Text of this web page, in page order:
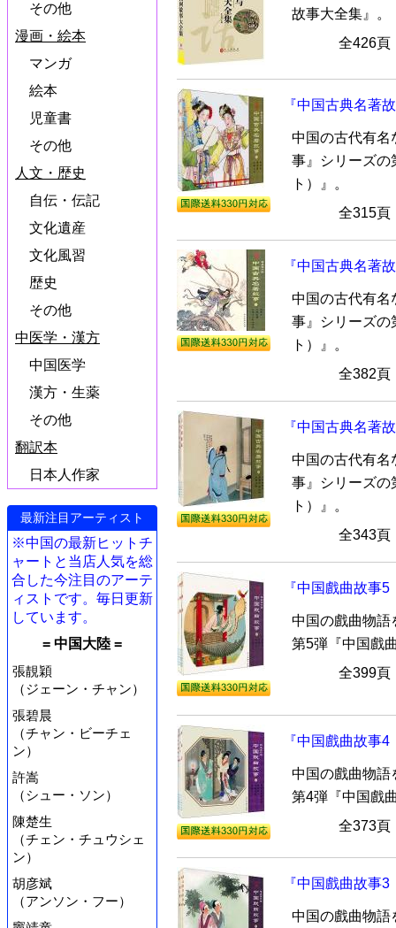
その他
漫画・絵本
マンガ
絵本
児童書
その他
人文・歴史
自伝・伝記
文化遺産
文化風習
歴史
その他
中医学・漢方
中国医学
漢方・生薬
その他
翻訳本
日本人作家
最新注目アーティスト
※中国の最新ヒットチ
ャートと当店人気を総
合した今注目のアーテ
ィストです。毎日更新
しています。
= 中国大陸 =
張靚穎
（ジェーン・チャン）
張碧晨
（チャン・ビーチェ
ン）
許嵩
（シュー・ソン）
陳楚生
（チェン・チュウシェ
ン）
胡彦斌
（アンソン・フー）
故事大全集』。
全426
『中国古典名著
中国の古代有名
事』シリーズの
ト）』。
全315
『中国古典名著
中国の古代有名
事』シリーズの
ト）』。
全382
『中国古典名著
中国の古代有名
事』シリーズの
ト）』。
全343
『中国戲曲故事
中国の戲曲物語
第5弾『中国戲
全399
『中国戲曲故事
中国の戲曲物語
第4弾『中国戲
全373
『中国戲曲故事
中国の戲曲物語